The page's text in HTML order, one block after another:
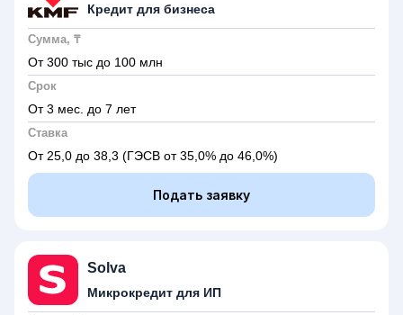
Кредит для бизнеса
Сумма, ₸
От 300 тыс до 100 млн
Срок
От 3 мес. до 7 лет
Ставка
От 25,0 до 38,3 (ГЭСВ от 35,0% до 46,0%)
Подать заявку
Solva
Микрокредит для ИП